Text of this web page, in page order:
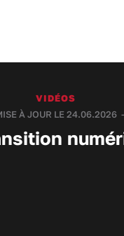
VIDÉOS
À JOUR LE 24.06.2026 -